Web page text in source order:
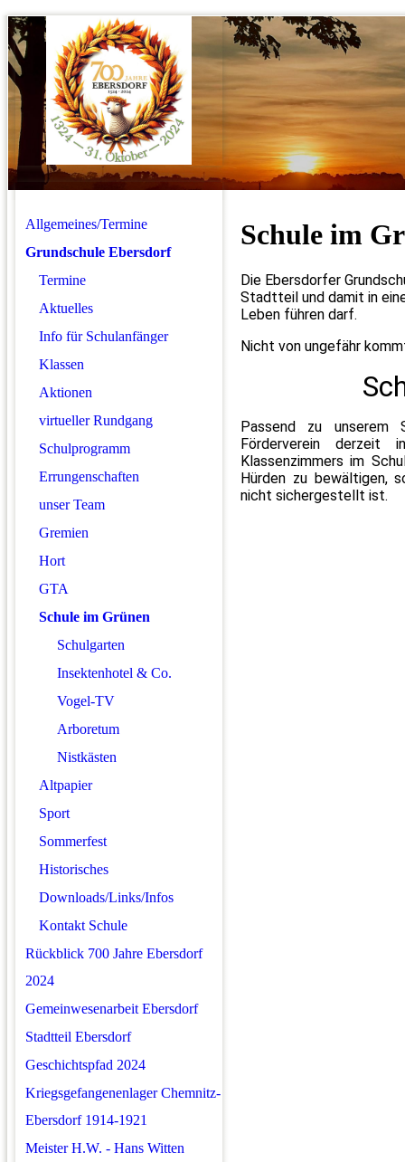
Allgemeines/Termine
Grundschule Ebersdorf
Termine
Aktuelles
Info für Schulanfänger
Klassen
Aktionen
virtueller Rundgang
Schulprogramm
Errungenschaften
unser Team
Gremien
Hort
GTA
Schule im Grünen
Schulgarten
Insektenhotel & Co.
Vogel-TV
Arboretum
Nistkästen
Altpapier
Sport
Sommerfest
Historisches
Downloads/Links/Infos
Kontakt Schule
Rückblick 700 Jahre Ebersdorf
2024
Gemeinwesenarbeit Ebersdorf
Stadtteil Ebersdorf
Geschichtspfad 2024
Kriegsgefangenenlager Chemnitz-
Ebersdorf 1914-1921
Meister H.W. - Hans Witten
Schule im
Die Ebersdorfer
Stadtteil und damit in
Leben führen darf.
Nicht von ungefähr
Passend zu unserem
Förderverein derzeit
Klassenzimmers im
Hürden zu bewältigen,
nicht sichergestellt ist.